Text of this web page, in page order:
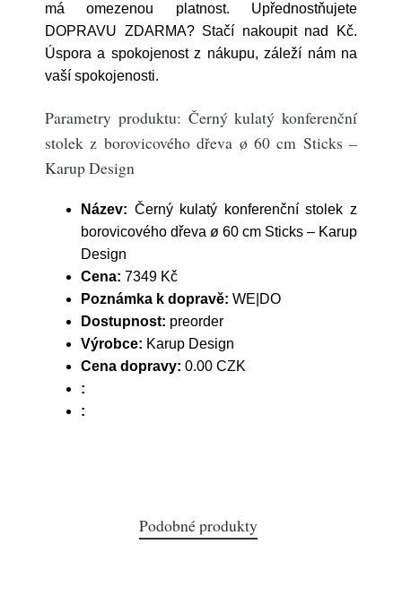
má omezenou platnost. Upřednostňujete
DOPRAVU ZDARMA? Stačí nakoupit nad Kč.
Úspora a spokojenost z nákupu, záleží nám na
vaší spokojenosti.
Parametry produktu: Černý kulatý konferenční
stolek z borovicového dřeva ø 60 cm Sticks –
Karup Design
Název: Černý kulatý konferenční stolek z
borovicového dřeva ø 60 cm Sticks – Karup
Design
Cena: 7349 Kč
Poznámka k dopravě: WE|DO
Dostupnost: preorder
Výrobce: Karup Design
Cena dopravy: 0.00 CZK
:
:
Podobné produkty